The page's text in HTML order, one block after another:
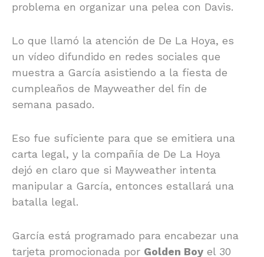
problema en organizar una pelea con Davis.
Lo que llamó la atención de De La Hoya, es
un vídeo difundido en redes sociales que
muestra a García asistiendo a la fiesta de
cumpleaños de Mayweather del fin de
semana pasado.
Eso fue suficiente para que se emitiera una
carta legal, y la compañía de De La Hoya
dejó en claro que si Mayweather intenta
manipular a García, entonces estallará una
batalla legal.
García está programado para encabezar una
tarjeta promocionada por Golden Boy el 30